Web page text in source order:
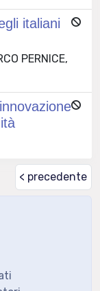
italiani
PERNICE,
< precedente